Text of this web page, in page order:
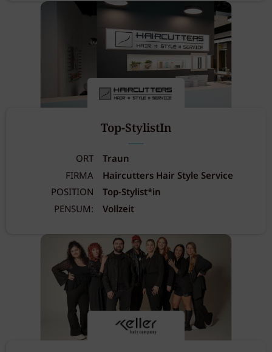
Top-StylistIn
ORT
Traun
FIRMA
Haircutters Hair Style Service
POSITION
Top-Stylist*in
PENSUM:
Vollzeit